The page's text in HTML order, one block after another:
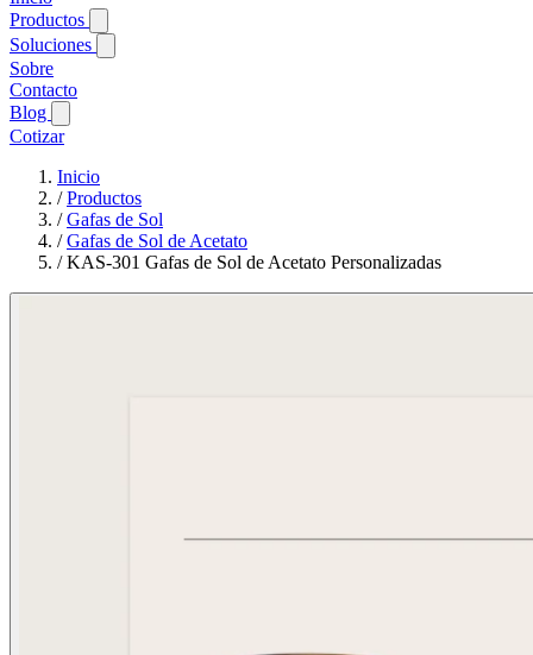
Productos
Soluciones
Sobre
Contacto
Blog
Cotizar
Inicio
/Productos
/Gafas de Sol
/Gafas de Sol de Acetato
/KAS-301 Gafas de Sol de Acetato Personalizadas